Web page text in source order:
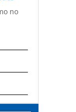
no